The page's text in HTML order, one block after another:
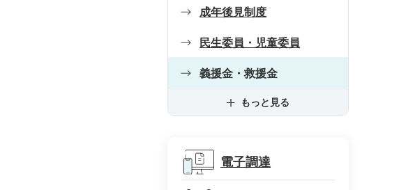
成年後見制度
民生委員・児童委員
義援金・救援金
もっと見る
電子調達